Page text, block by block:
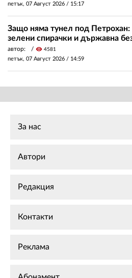
петък, 07 Август 2026 / 15:17
Защо няма тунел под
зелени спирачки и държавна
автор: visibility 4581
петък, 07 Август 2026 / 14:59
За нас
Автори
Редакция
Контакти
Реклама